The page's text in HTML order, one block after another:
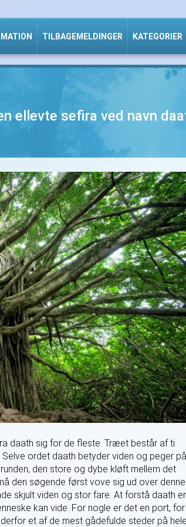
TILBAGEMELDINGER KATEGORIER
ellevte sefira ved navn
daath sig for de fleste. Træet består af ti
ordet daath betyder viden og peger på
den store og dybe kløft mellem det
den søgende først vove sig ud over denne
skjult viden og stor fare. At forstå daath er
kan vide. For nogle er det en port, for
et af de mest gådefulde steder på hele